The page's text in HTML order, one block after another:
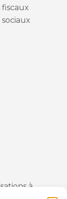
fiscaux
à